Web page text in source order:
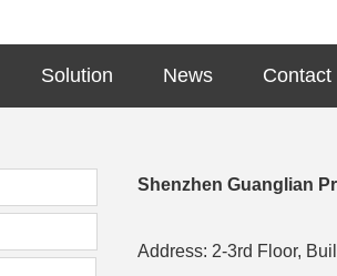
Solution News Contact
Shenzhen Guanglian
Address: 2-3rd Floor,